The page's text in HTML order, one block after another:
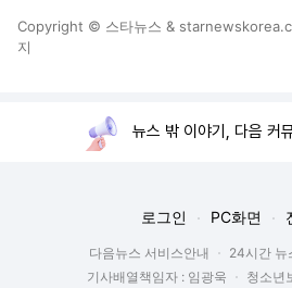
Copyright © 스타뉴스 &
지
뉴스 밖 이야기, 다음 커
로그인 PC화면
다음뉴스 서비스안내 24시간 뉴
기사배열책임자 : 임광욱
청소년